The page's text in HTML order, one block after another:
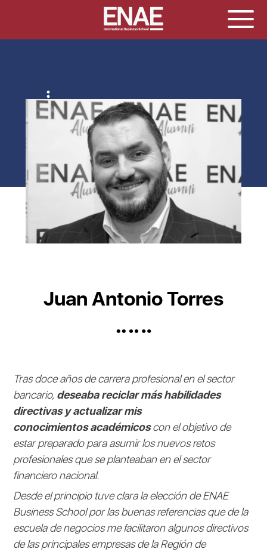
Juan Antonio Torres
Tras doce años de carrera profesional en el sector
bancario, deseaba reciclar más habilidades
directivas y actualizar mis
conocimientos académicoscon el objetivo de
estar preparado para asumir los nuevos retos
profesionales que se planteaban en el sector
financiero nacional.
Desde el principio tuve clara la elección de ENAE
Business School por las buenas referencias que de la
escuela de negocios me facilitaron algunos directivos
de las principales empresas de la Región de